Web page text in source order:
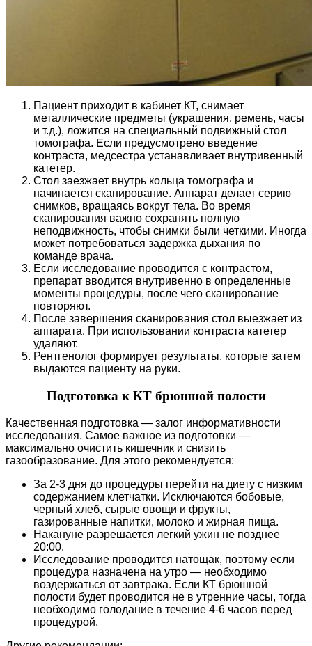
Пациент приходит в кабинет КТ, снимает
металлические предметы (украшения, ремень, часы
и т.д.), ложится на специальный подвижный стол
томографа. Если предусмотрено введение
контраста, медсестра устанавливает внутривенный
катетер.
Стол заезжает внутрь кольца томографа и
начинается сканирование. Аппарат делает серию
снимков, вращаясь вокруг тела. Во время
сканирования важно сохранять полную
неподвижность, чтобы снимки были четкими. Иногда
может потребоваться задержка дыхания по
команде врача.
Если исследование проводится с контрастом,
препарат вводится внутривенно в определенные
моменты процедуры, после чего сканирование
повторяют.
После завершения сканирования стол выезжает из
аппарата. При использовании контраста катетер
удаляют.
Рентгенолог формирует результаты, которые затем
выдаются пациенту на руки.
Подготовка к КТ брюшной полости
Качественная подготовка — залог информативности
исследования. Самое важное из подготовки —
максимально очистить кишечник и снизить
газообразование. Для этого рекомендуется:
За 2-3 дня до процедуры перейти на диету с низким
содержанием клетчатки. Исключаются бобовые,
черный хлеб, сырые овощи и фрукты,
газированные напитки, молоко и жирная пища.
Накануне разрешается легкий ужин не позднее
20:00.
Исследование проводится натощак, поэтому если
процедура назначена на утро — необходимо
воздержаться от завтрака. Если КТ брюшной
полости будет проводится не в утренние часы, тогда
необходимо голодание в течение 4-6 часов перед
процедурой.